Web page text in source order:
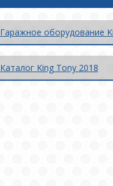
Гаражное оборудование
Каталог King Tony 2018